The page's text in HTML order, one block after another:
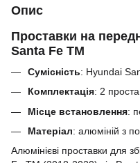
Опис
Проставки на
Santa Fe TM
Сумісність: Hyundai
Комплектація: 2
Місце встановлення:
Матеріал: алюміній з
Алюмінієві проставки для